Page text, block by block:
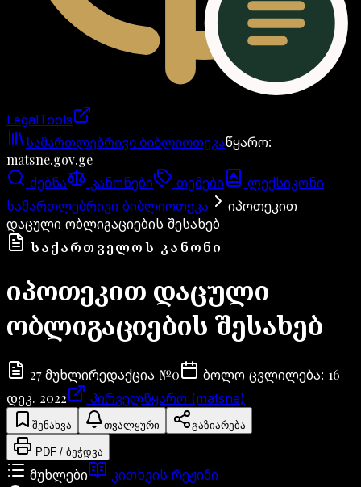
LegalTools
ანგარიში იტვირთება
სამართლებრივი ბიბლიოთეკაწყარო:
matsne.gov.ge
ძებნა კანონები თემები
ლექსიკონი
სამართლებრივი ბიბლიოთეკა
იპოთეკით
დაცული ობლიგაციების შესახებ
ᲡᲐᲥᲐᲠᲗᲕᲔᲚᲝᲡ ᲙᲐᲜᲝᲜᲘ
იპოთეკით დაცული
ობლიგაციების შესახებ
27 მუხლირედაქცია №0 ბოლო ცვლილება: 16
დეკ. 2022
პირველწყარო (matsne)
შენახვა თვალყური გაზიარება
PDF / ბეჭდვა
მუხლები კითხვის რეჟიმი